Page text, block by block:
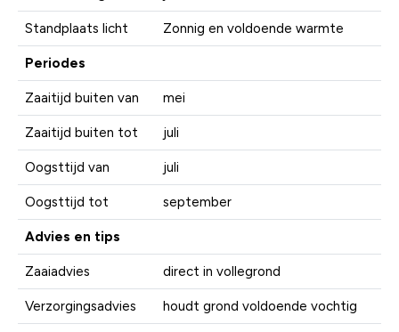
Standplaats licht Zonnig en voldoende warmte
Periodes
Zaaitijd buiten van mei
Zaaitijd buiten tot juli
Oogsttijd van juli
Oogsttijd tot september
Advies en tips
Zaaiadvies direct in vollegrond
Verzorgingsadvies houdt grond voldoende vochtig